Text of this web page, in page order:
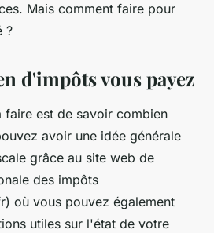
Mais comment faire pour
?
d'impôts vous payez
faire est de savoir combien
avoir une idée générale
grâce au site web de
des impôts
où vous pouvez également
utiles sur l'état de votre